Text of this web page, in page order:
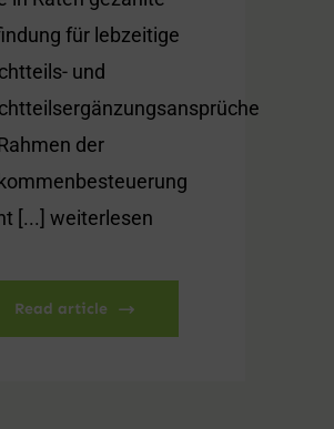
für lebzeitige
und
der
[...] weiterlesen
Read article